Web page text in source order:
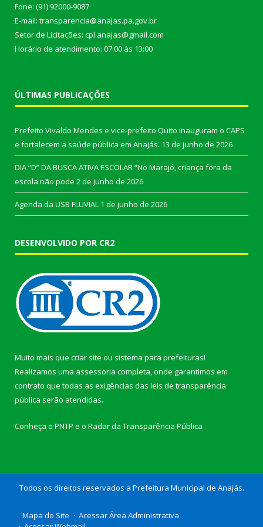
Fone: (91) 92000-9087
E-mail: transparencia@anajas.pa.gov.br
Setor de Licitações: cpl.anajas@gmail.com
Horário de atendimento: 07:00 às 13:00
ÚLTIMAS PUBLICAÇÕES
Prefeito Vivaldo Mendes e vice-prefeito Quito inauguram o CAPS
e fortalecem a saúde pública em Anajás. 13 de junho de 2026
DIA “D” DA BUSCA ATIVA ESCOLAR “No Marajó, criança fora da
escola não pode 2 de junho de 2026
Agenda da USB FLUVIAL 1 de junho de 2026
DESENVOLVIDO POR CR2
Muito mais que criar site ou sistema para prefeituras!
Realizamos uma assessoria completa, onde garantimos em
contrato que todas as exigências das leis de transparência
pública serão atendidas.
Conheça o PNTP e o Radar da Transparência Pública
Todos os direitos reservados a Prefeitura Municipal de Anajás.
Mapa do Site
Acessar Área Administrativa